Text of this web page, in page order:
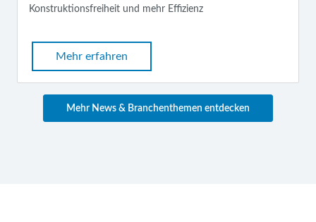
Konstruktionsfreiheit und mehr Effizienz
Mehr erfahren
Mehr News & Branchenthemen entdecken